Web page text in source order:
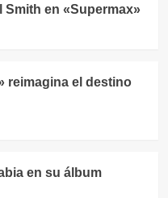
Smith en «Supermax»
reimagina el destino
en su álbum